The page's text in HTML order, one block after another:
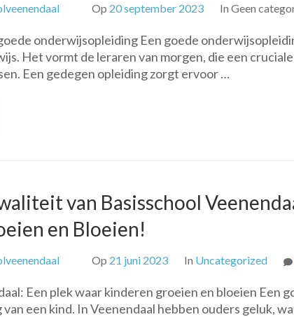
Op 20 september 2023 In Geen
onderwijsopleiding Een goede
Het vormt de leraren van morgen, die een
Een gedegen opleiding zorgt ervoor …
van Basisschool
en Bloeien!
Op 21 juni 2023 In Uncategorized
Een plek waar kinderen groeien en bloeien Een
een kind. In Veenendaal hebben ouders geluk,